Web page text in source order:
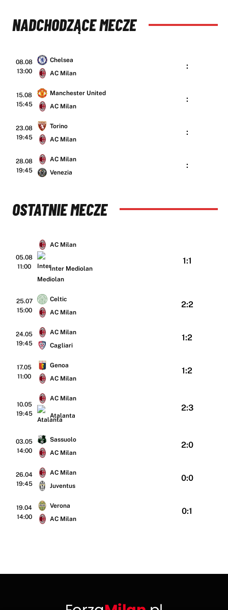
NADCHODZĄCE MECZE
08.08
13:00
Chelsea
AC Milan
:
15.08
15:45
Manchester United
AC Milan
:
23.08
19:45
Torino
AC Milan
:
28.08
19:45
AC Milan
Venezia
:
OSTATNIE MECZE
05.08
11:00
AC Milan
Inter Mediolan
1:1
25.07
15:00
Celtic
AC Milan
2:2
24.05
19:45
AC Milan
Cagliari
1:2
17.05
11:00
Genoa
AC Milan
1:2
10.05
19:45
AC Milan
Atalanta
2:3
03.05
14:00
Sassuolo
AC Milan
2:0
26.04
19:45
AC Milan
Juventus
0:0
19.04
14:00
Verona
AC Milan
0:1